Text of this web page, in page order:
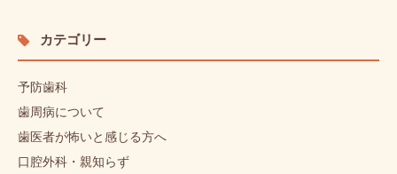
カテゴリー
予防歯科
歯周病について
歯医者が怖いと感じる方へ
口腔外科・親知らず